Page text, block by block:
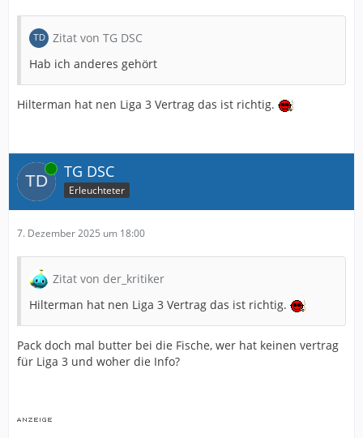
Zitat von TG DSC
Hab ich anderes gehört
Hilterman hat nen Liga 3 Vertrag das ist richtig.
Online TG DSC
Erleuchteter
7. Dezember 2025 um 18:00
Zitat von der_kritiker
Hilterman hat nen Liga 3 Vertrag das ist richtig.
Pack doch mal butter bei die Fische, wer hat keinen vertrag
für Liga 3 und woher die Info?